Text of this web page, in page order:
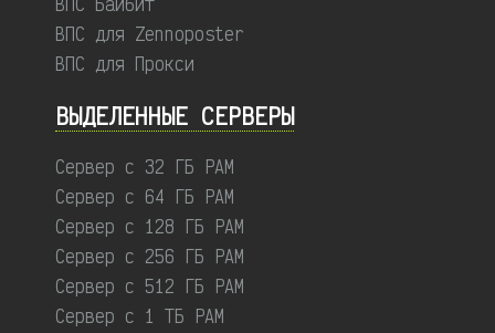
ВПС для Zennoposter
ВПС для Прокси
ВЫДЕЛЕННЫЕ CЕРВЕРЫ
Сервер с 32 ГБ РАМ
Сервер с 64 ГБ РАМ
Сервер с 128 ГБ РАМ
Сервер с 256 ГБ РАМ
Сервер с 512 ГБ РАМ
Сервер с 1 ТБ РАМ